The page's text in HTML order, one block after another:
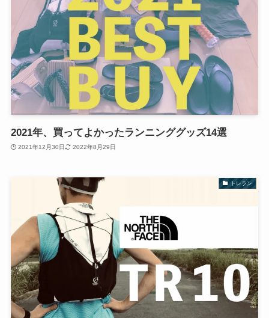
2021年、買ってよかったランニンググッズ14選
2021年12月30日 2022年8月29日
トレラン